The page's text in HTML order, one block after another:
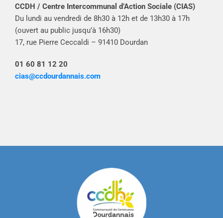
CCDH / Centre Intercommunal d’Action Sociale (CIAS)
Du lundi au vendredi de 8h30 à 12h et de 13h30 à 17h
(ouvert au public jusqu’à 16h30)
17, rue Pierre Ceccaldi – 91410 Dourdan
01 60 81 12 20
cias@ccdourdannais.com